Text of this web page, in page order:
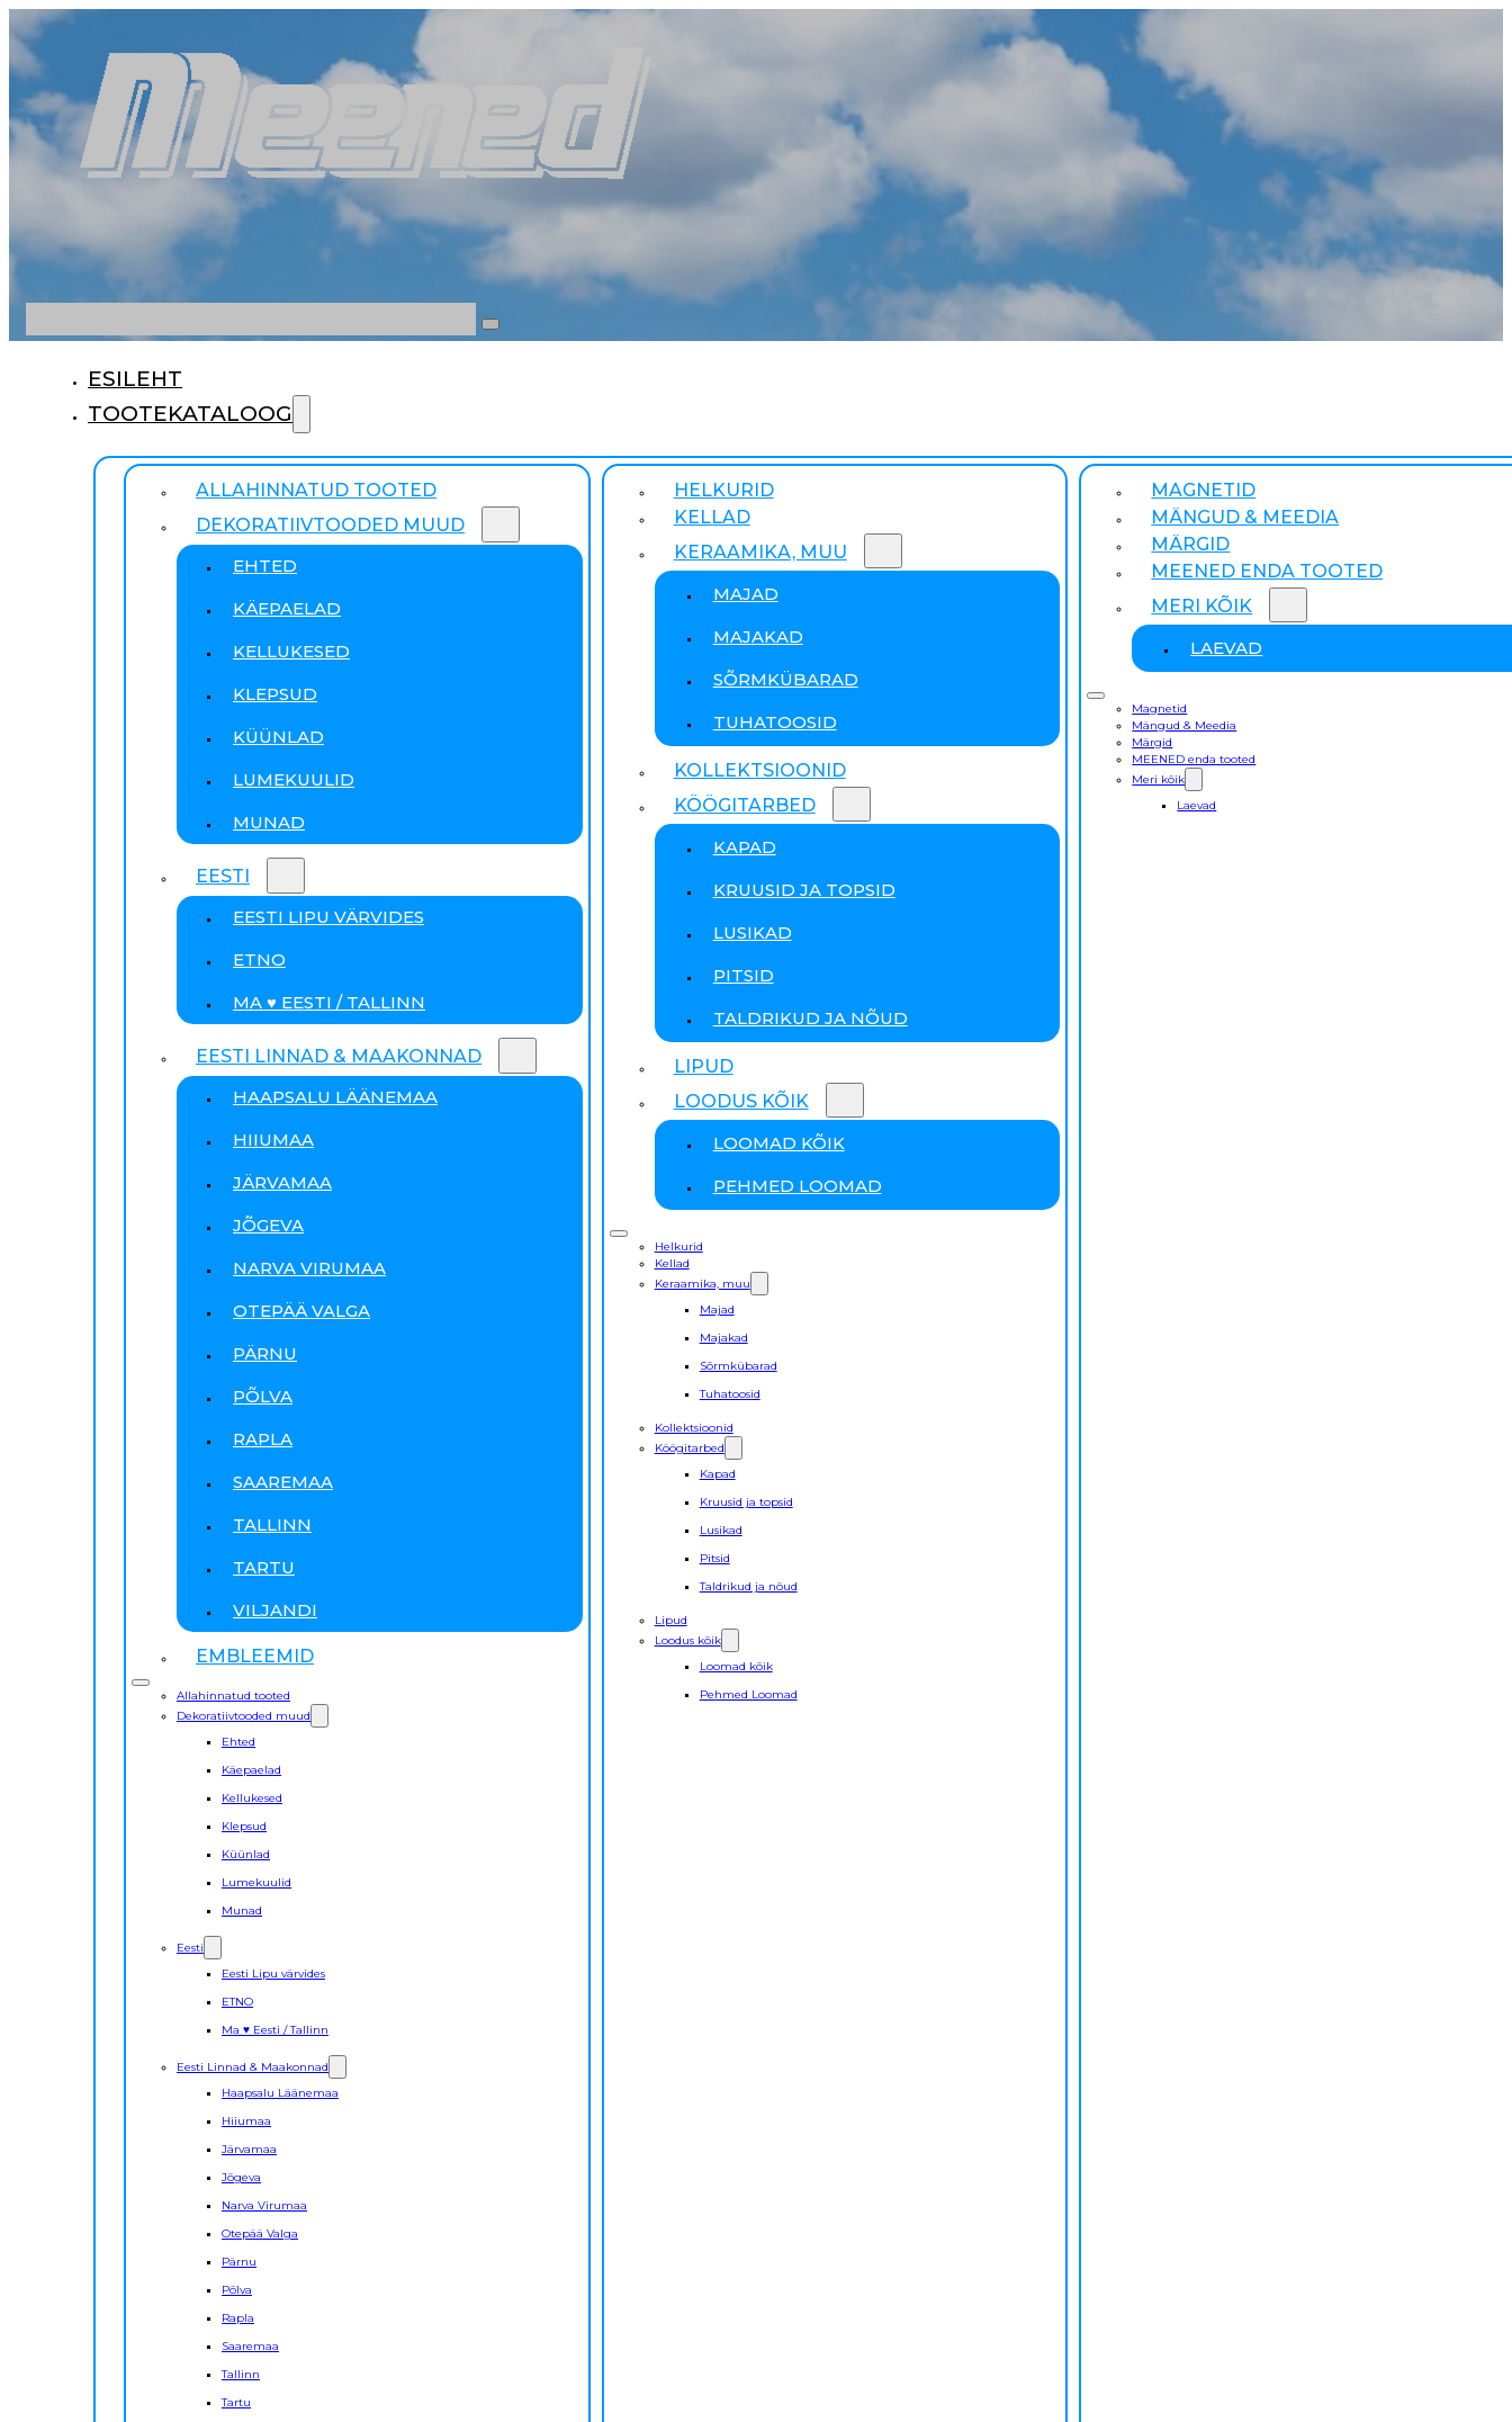
ESILEHT
TOOTEKATALOOG
ALLAHINNATUD TOOTED
DEKORATIIVTOODED MUUD
EHTED
KÄEPAELAD
KELLUKESED
KLEPSUD
KÜÜNLAD
LUMEKUULID
MUNAD
EESTI
EESTI LIPU VÄRVIDES
ETNO
MA ♥ EESTI / TALLINN
EESTI LINNAD & MAAKONNAD
HAAPSALU LÄÄNEMAA
HIIUMAA
JÄRVAMAA
JÕGEVA
NARVA VIRUMAA
OTEPÄÄ VALGA
PÄRNU
PÕLVA
RAPLA
SAAREMAA
TALLINN
TARTU
VILJANDI
EMBLEEMID
Allahinnatud tooted
Dekoratiivtooded muud
Ehted
Käepaelad
Kellukesed
Klepsud
Küünlad
Lumekuulid
Munad
Eesti
Eesti Lipu värvides
ETNO
Ma ♥ Eesti / Tallinn
Eesti Linnad & Maakonnad
Haapsalu Läänemaa
Hiiumaa
Järvamaa
Jõgeva
Narva Virumaa
Otepää Valga
Pärnu
Põlva
Rapla
Saaremaa
Tallinn
Tartu
HELKURID
KELLAD
KERAAMIKA, MUU
MAJAD
MAJAKAD
SÕRMKÜBARAD
TUHATOOSID
KOLLEKTSIOONID
KÖÖGITARBED
KAPAD
KRUUSID JA TOPSID
LUSIKAD
PITSID
TALDRIKUD JA NÕUD
LIPUD
LOODUS KÕIK
LOOMAD KÕIK
PEHMED LOOMAD
Helkurid
Kellad
Keraamika, muu
Majad
Majakad
Sõrmkübarad
Tuhatoosid
Kollektsioonid
Köögitarbed
Kapad
Kruusid ja topsid
Lusikad
Pitsid
Taldrikud ja nõud
Lipud
Loodus kõik
Loomad kõik
Pehmed Loomad
MAGNETID
MÄNGUD & MEEDIA
MÄRGID
MEENED ENDA TOOTED
MERI KÕIK
LAEVAD
Magnetid
Mängud & Meedia
Märgid
MEENED enda tooted
Meri kõik
Laevad